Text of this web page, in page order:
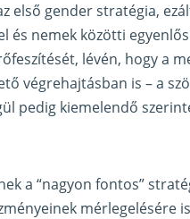
első gender stratégia,
nemek közötti
lévén, hogy a
végrehajtásban is – a
pedig kiemelendő
a “nagyon fontos”
mérlegelésére